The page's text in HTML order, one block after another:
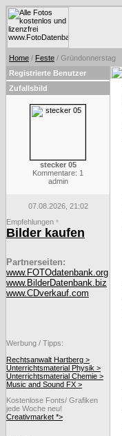
Home / Feste / Gründonnerstag
Registrierte Benutzer
Zufallsbild
stecker 05
Kommentare: 1
admin
07.08.2026, 21:02
Empfehlungen *
Bilder kaufen
Partnerseiten:
www.FOTOdatenbank.org
www.BilderDatenbank.biz
www.CDverkauf.com
Werbung / Tipps:
Rechtsanwalt Hartberg >
Unterrichtsmaterial Physik >
Unterrichtsmaterial Chemie >
Music and Sound FX >
Kostenlose Fonts/ Grafiken
jede Woche neu!
Creativmarket *>